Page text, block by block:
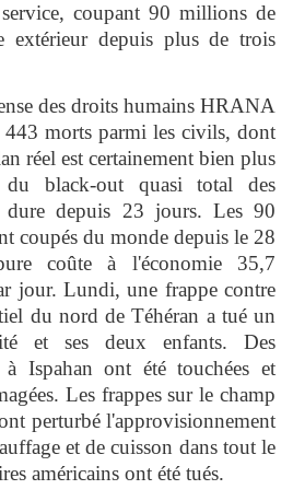
coupant 90 millions de
extérieur depuis plus de trois
des droits humains HRANA
443 morts parmi les civils, dont
réel est certainement bien plus
black-out quasi total des
dure depuis 23 jours. Les 90
coupés du monde depuis le 28
coûte à l'économie 35,7
jour. Lundi, une frappe contre
du nord de Téhéran a tué un
et ses deux enfants. Des
à Ispahan ont été touchées et
Les frappes sur le champ
perturbé l'approvisionnement
et de cuisson dans tout le
américains ont été tués.